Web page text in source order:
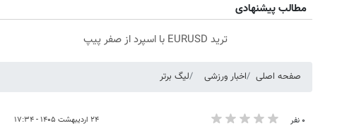
مطالب پیشنهادی
ترید EURUSD با اسپرد از صفر پیپ
صفحه اصلی اخبار ورزشی لیگ برتر
۰ نفر ۲۴ اردیبهشت ۱۴۰۵ - ۱۷:۳۴